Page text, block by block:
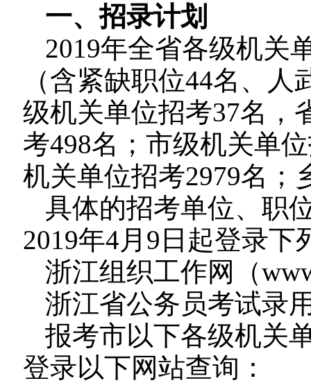
一、招录计划
2019年全省各级机关
（含紧缺职位44名、
级机关单位招考37名，
考498名；市级机关单
机关单位招考2979名；
具体的招考单位、职
2019年4月9日起登录下
浙江组织工作网（
浙江省公务员考试录
报考市以下各级机关
登录以下网站查询：